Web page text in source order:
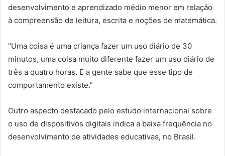
desenvolvimento e aprendizado médio menor em relação
à compreensão de leitura, escrita e noções de matemática.
“Uma coisa é uma criança fazer um uso diário de 30
minutos, uma coisa muito diferente fazer um uso diário de
três a quatro horas. E a gente sabe que esse tipo de
comportamento existe.”
Outro aspecto destacado pelo estudo internacional sobre
o uso de dispositivos digitais indica a baixa frequência no
desenvolvimento de atividades educativas, no Brasil.